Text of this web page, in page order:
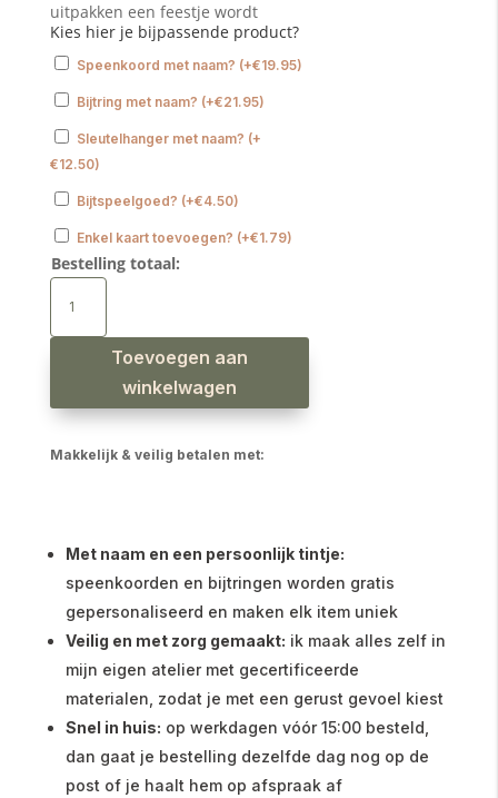
uitpakken een feestje wordt
Kies hier je bijpassende product?
Speenkoord met naam? (+€19.95)
Bijtring met naam? (+€21.95)
Sleutelhanger met naam? (+
€12.50)
Bijtspeelgoed? (+€4.50)
Enkel kaart toevoegen? (+€1.79)
Bestelling totaal:
Babyslab
dino
wit
Toevoegen aan
winkelwagen
Makkelijk & veilig betalen met:
Met naam en een persoonlijk tintje:
speenkoorden en bijtringen worden gratis
gepersonaliseerd en maken elk item uniek
Veilig en met zorg gemaakt: ik maak alles zelf in
mijn eigen atelier met gecertificeerde
materialen, zodat je met een gerust gevoel kiest
Snel in huis: op werkdagen vóór 15:00 besteld,
dan gaat je bestelling dezelfde dag nog op de
post of je haalt hem op afspraak af